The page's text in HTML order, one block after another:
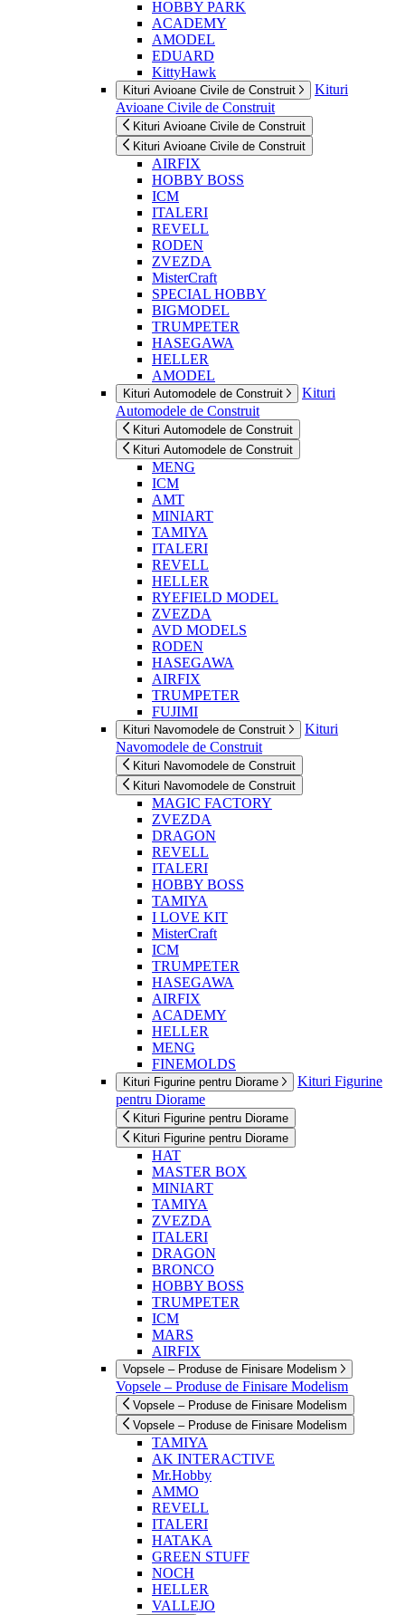
HOBBY PARK
ACADEMY
AMODEL
EDUARD
KittyHawk
Kituri Avioane Civile de Construit
Kituri
Avioane Civile de Construit
Kituri Avioane Civile de Construit
Kituri Avioane Civile de Construit
AIRFIX
HOBBY BOSS
ICM
ITALERI
REVELL
RODEN
ZVEZDA
MisterCraft
SPECIAL HOBBY
BIGMODEL
TRUMPETER
HASEGAWA
HELLER
AMODEL
Kituri Automodele de Construit
Kituri
Automodele de Construit
Kituri Automodele de Construit
Kituri Automodele de Construit
MENG
ICM
AMT
MINIART
TAMIYA
ITALERI
REVELL
HELLER
RYEFIELD MODEL
ZVEZDA
AVD MODELS
RODEN
HASEGAWA
AIRFIX
TRUMPETER
FUJIMI
Kituri Navomodele de Construit
Kituri
Navomodele de Construit
Kituri Navomodele de Construit
Kituri Navomodele de Construit
MAGIC FACTORY
ZVEZDA
DRAGON
REVELL
ITALERI
HOBBY BOSS
TAMIYA
I LOVE KIT
MisterCraft
ICM
TRUMPETER
HASEGAWA
AIRFIX
ACADEMY
HELLER
MENG
FINEMOLDS
Kituri Figurine pentru Diorame
Kituri Figurine
pentru Diorame
Kituri Figurine pentru Diorame
Kituri Figurine pentru Diorame
HAT
MASTER BOX
MINIART
TAMIYA
ZVEZDA
ITALERI
DRAGON
BRONCO
HOBBY BOSS
TRUMPETER
ICM
MARS
AIRFIX
Vopsele – Produse de Finisare Modelism
Vopsele – Produse de Finisare Modelism
Vopsele – Produse de Finisare Modelism
Vopsele – Produse de Finisare Modelism
TAMIYA
AK INTERACTIVE
Mr.Hobby
AMMO
REVELL
ITALERI
HATAKA
GREEN STUFF
NOCH
HELLER
VALLEJO